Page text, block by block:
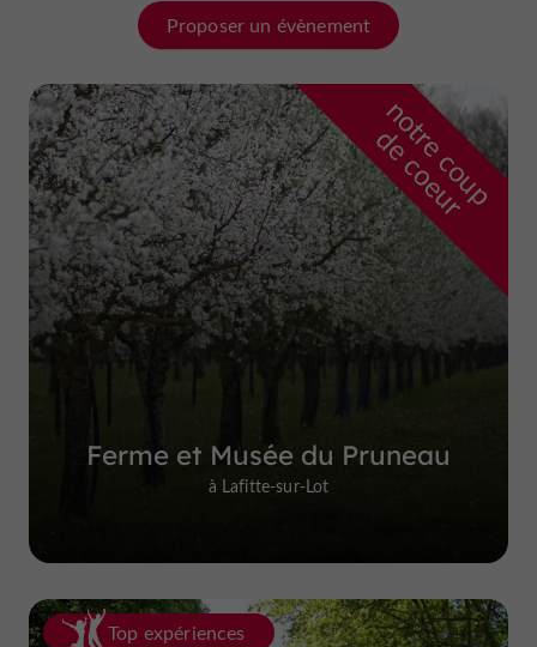
Proposer un évènement
n
o
t
r
e
c
o
u
p
d
e
c
o
e
u
r
Ferme et Musée du Pruneau
à Lafitte-sur-Lot
Top expériences